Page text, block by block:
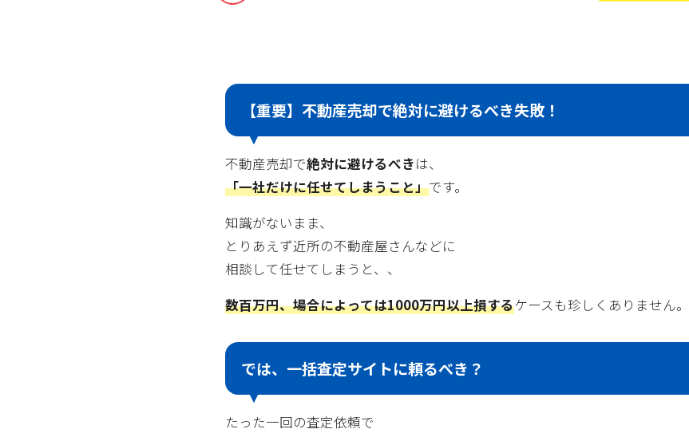
【重要】不動産売却で絶対に避けるべき失敗！
不動産売却で絶対に避けるべきは、
「一社だけに任せてしまうこと」です。
知識がないまま、
とりあえず近所の不動産屋さんなどに
相談して任せてしまうと、、
数百万円、場合によっては1000万円以上損するケースも珍しくありません。
では、一括査定サイトに頼るべき？
たった一回の査定依頼で